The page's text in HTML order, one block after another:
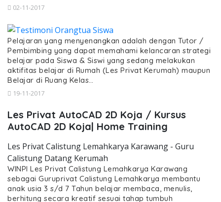
02-11-2017
Pelajaran yang menyenangkan adalah dengan Tutor /
Pembimbing yang dapat memahami kelancaran strategi
belajar pada Siswa & Siswi yang sedang melakukan
aktifitas belajar di Rumah (Les Privat Kerumah) maupun
Belajar di Ruang Kelas…
19-11-2017
Les Privat AutoCAD 2D Koja / Kursus
AutoCAD 2D Koja| Home Training
Les Privat Calistung Lemahkarya Karawang - Guru
Calistung Datang Kerumah
WINPI Les Privat Calistung Lemahkarya Karawang
sebagai Guruprivat Calistung Lemahkarya membantu
anak usia 3 s/d 7 Tahun belajar membaca, menulis,
berhitung secara kreatif sesuai tahap tumbuh